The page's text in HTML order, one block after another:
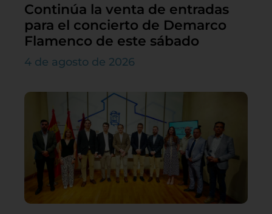
Continúa la venta de entradas
para el concierto de Demarco
Flamenco de este sábado
4 de agosto de 2026